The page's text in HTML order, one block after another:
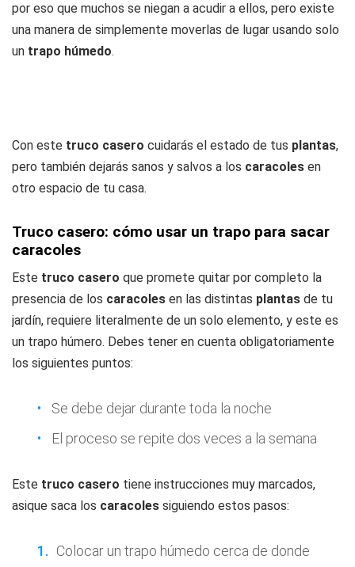
por eso que muchos se niegan a acudir a ellos, pero existe
una manera de simplemente moverlas de lugar usando solo
un trapo húmedo.
Con este truco casero cuidarás el estado de tus plantas,
pero también dejarás sanos y salvos a los caracoles en
otro espacio de tu casa.
Truco casero: cómo usar un trapo para sacar
caracoles
Este truco casero que promete quitar por completo la
presencia de los caracoles en las distintas plantas de tu
jardín, requiere literalmente de un solo elemento, y este es
un trapo húmero. Debes tener en cuenta obligatoriamente
los siguientes puntos:
Se debe dejar durante toda la noche
El proceso se repite dos veces a la semana
Este truco casero tiene instrucciones muy marcados,
asique saca los caracoles siguiendo estos pasos:
Colocar un trapo húmedo cerca de donde